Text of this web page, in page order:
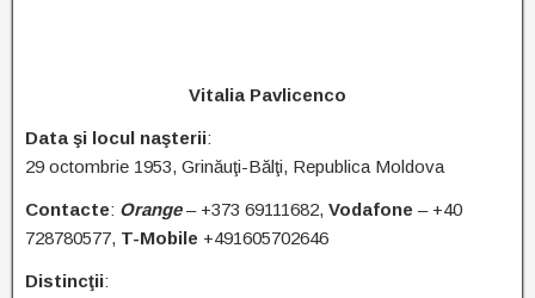
Vitalia Pavlicenco
Data şi locul naşterii:
29 octombrie 1953, Grinăuţi-Bălţi, Republica Moldova
Contacte: Orange– +373 69111682, Vodafone – +40
728780577, T-Mobile +491605702646
Distincţii: